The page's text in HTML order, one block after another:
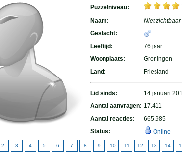
Puzzelniveau:
Naam:
Niet zichtbaar
Geslacht:
Leeftijd:
76 jaar
Woonplaats:
Groningen
Land:
Friesland
Lid sinds:
14 januari
Aantal aanvragen: 17.411
Aantal reacties:
665.985
Status:
Online
2 3 4 5 6 7 8 9 10 11 12 13 14